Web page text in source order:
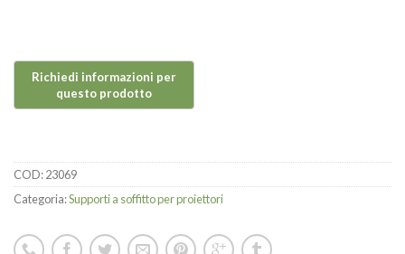
COD:23069
Categoria:Supporti a soffitto per proiettori